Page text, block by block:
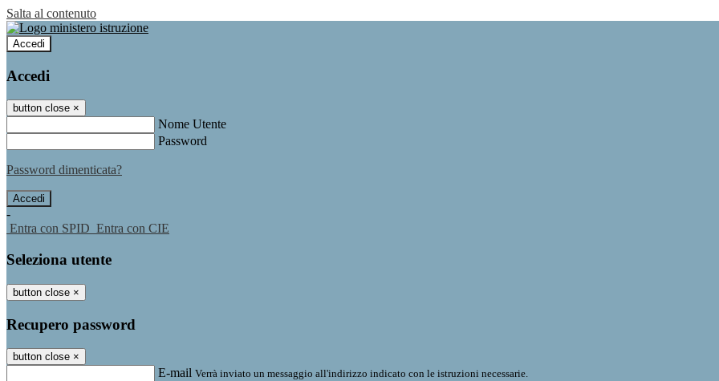
Salta al contenuto
Accedi
Accedi
button close ×
Nome Utente
Password
Password dimenticata?
-
Entra con SPID Entra con CIE
Seleziona utente
button close ×
Recupero password
button close ×
E-mail Verrà inviato un messaggio all'indirizzo indicato con le istruzioni necessarie.